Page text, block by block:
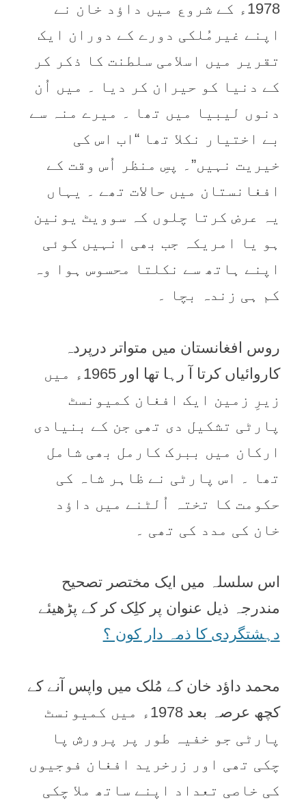
1978ء کے شروع میں داؤد خان نے
اپنے غیرمُلکی دورے کے دوران ایک
تقریر میں اسلامی سلطنت کا ذکر کر
کے دنیا کو حیران کر دیا ۔ میں اُن
دنوں لیبیا میں تھا ۔ میرے منہ سے
بے اختیار نکلا تھا “اب اس کی
خیریت نہیں”۔ پسِ منظر اُس وقت کے
افغانستان میں حالات تھے ۔ یہاں
یہ عرض کرتا چلوں کہ سوویٹ یونین
ہو یا امریکہ جب بھی انہیں کوئی
اپنے ہاتھ سے نکلتا محسوس ہوا وہ
کم ہی زندہ بچا ۔
روس افغانستان میں متواتر درپردہ
کاروائیاں کرتا آ رہا تھا اور 1965ء میں
زیرِ زمین ایک افغان کمیونسٹ
پارٹی تشکیل دی تھی جن کے بنیادی
ارکان میں ببرک کارمل بھی شامل
تھا ۔ اس پارٹی نے ظاہر شاہ کی
حکومت کا تختہ اُلٹنے میں داؤد
خان کی مدد کی تھی ۔
اس سلسلہ میں ایک مختصر تصحیح
مندرجہ ذیل عنوان پر کلِک کر کے پڑھیئے
دہشتگردی کا ذمہ دار کون ؟
محمد داؤد خان کے مُلک میں واپس آنے کے
کچھ عرصہ بعد 1978ء میں کمیونسٹ
پارٹی جو خفیہ طور پر پرورش پا
چکی تھی اور زرخرید افغان فوجیوں
کی خاصی تعداد اپنے ساتھ ملا چکی